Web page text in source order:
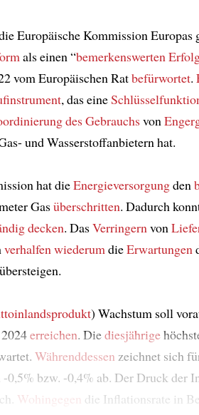
Europäische Kommission Europas
als einen “bemerkenswerten
vom Europäischen Ratbefürwortet.
, das eine
des Gebrauchsvon
und Wasserstoffanbietern hat.
hat dieEnergieversorgungden
Gasüberschritten. Dadurch
decken. DasVerringernvon
verhalfenwiederumdieErwartungen
) Wachstum soll
erreichen. Diediesjährige
Währenddessen zeichnet sich
-0,5% bzw. -0,4% ab. Der Druck der
Wohingegen die Inflationsrate in